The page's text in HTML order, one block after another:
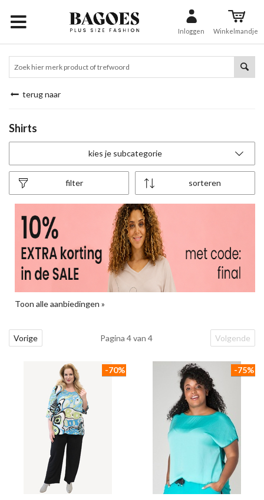
Inloggen Winkelmandje
terug naar
Shirts
kies je subcategorie
sorteren
filter
Toon alle aanbiedingen »
Vorige Pagina 4 van 4 Volgende
-70% -75%